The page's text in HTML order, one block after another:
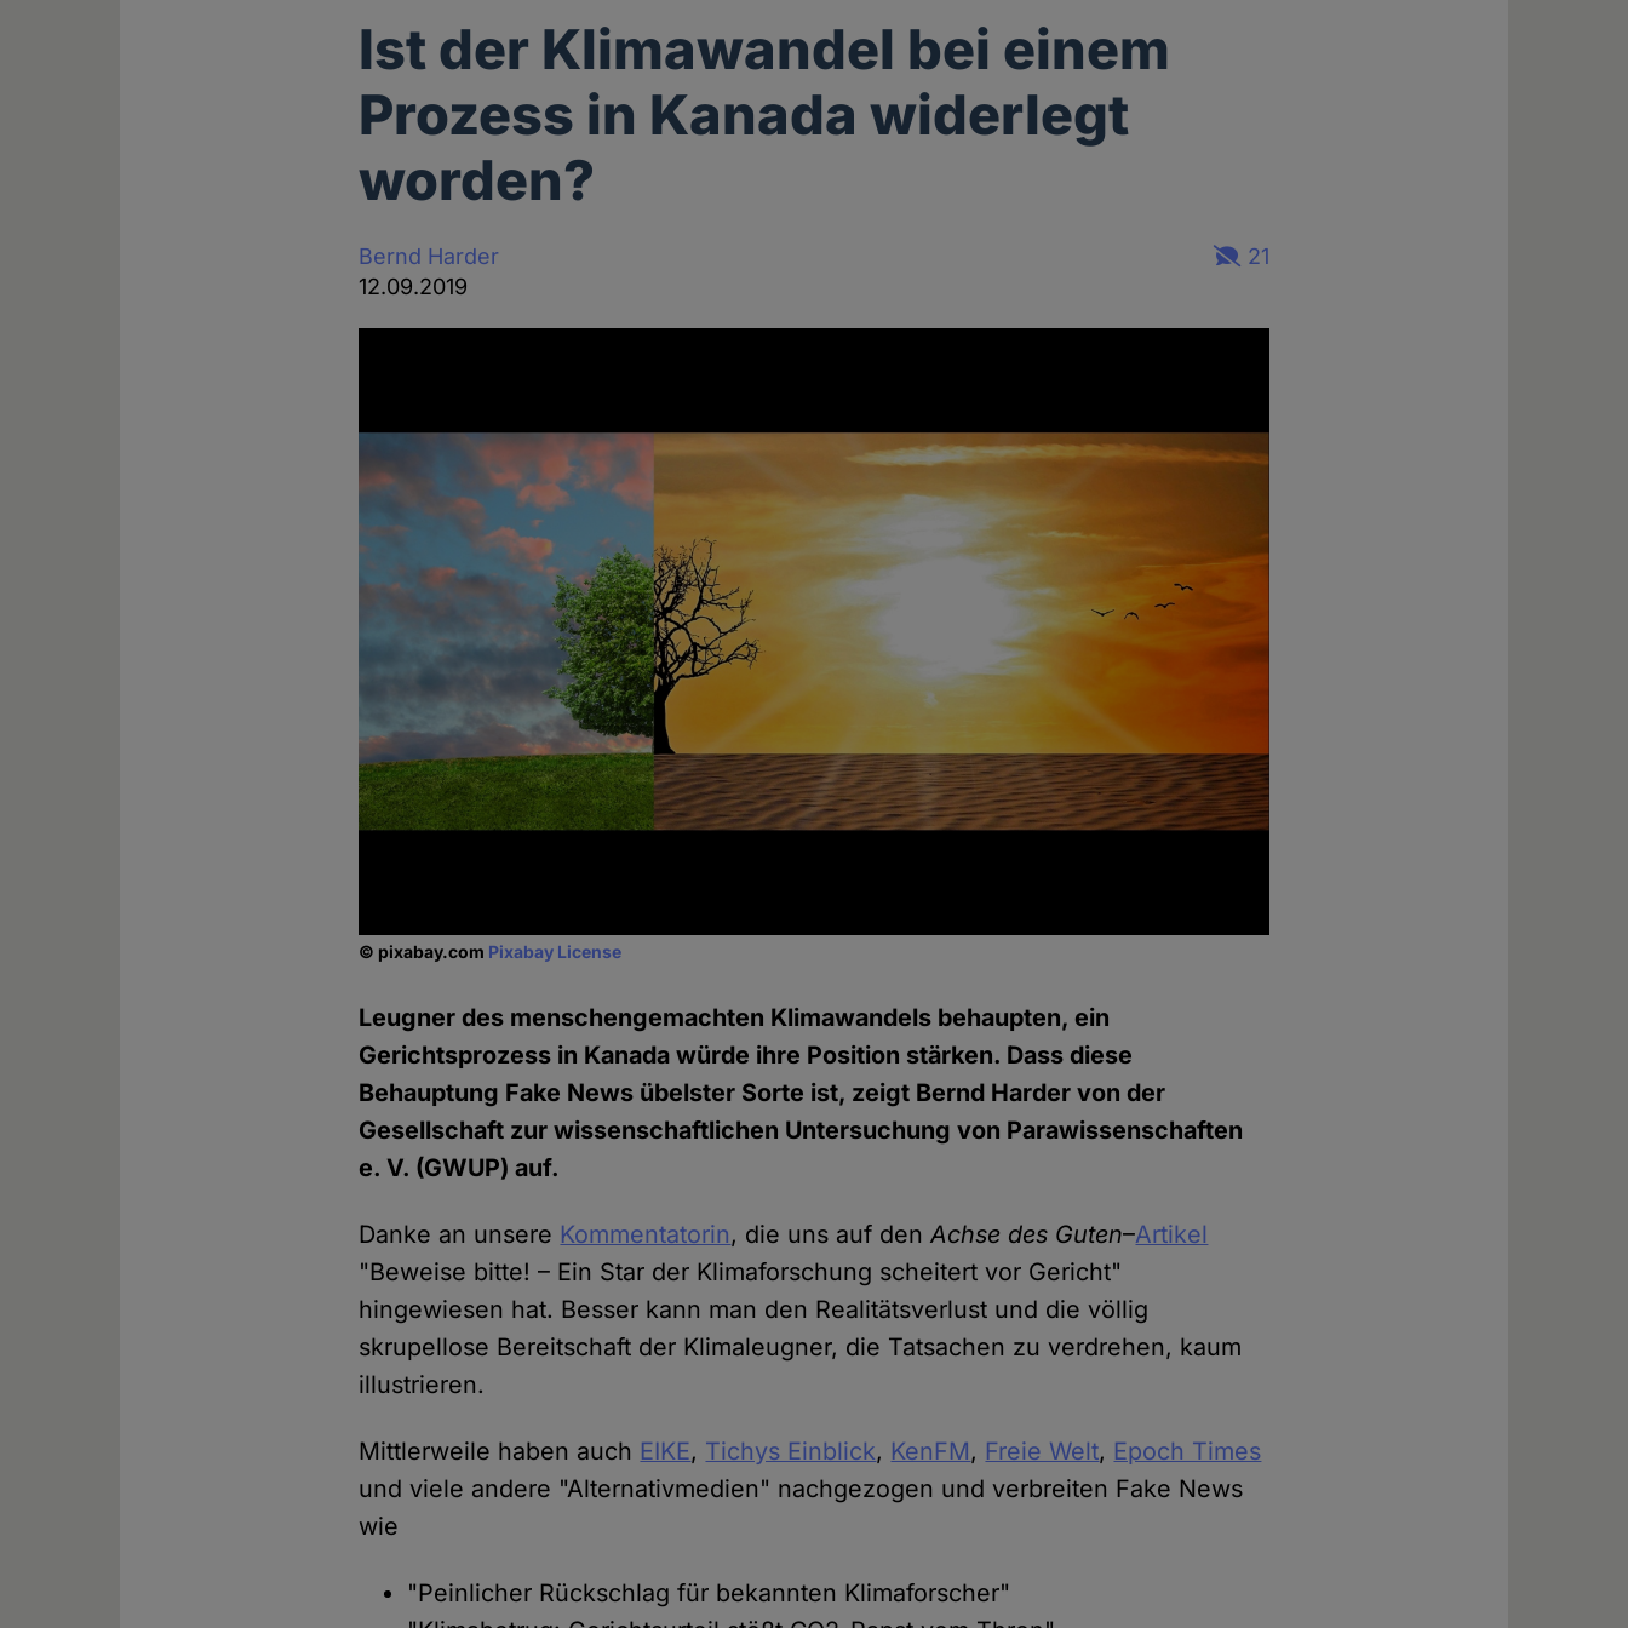
Ist der Klimawandel bei einem
Prozess in Kanada widerlegt
worden?
Bernd Harder
12.09.2019
21
© pixabay.com Pixabay License
Leugner des menschengemachten Klimawandels behaupten, ein
Gerichtsprozess in Kanada würde ihre Position stärken. Dass diese
Behauptung Fake News übelster Sorte ist, zeigt Bernd Harder von der
Gesellschaft zur wissenschaftlichen Untersuchung von Parawissenschaften
e. V. (GWUP) auf.
Danke an unsere Kommentatorin, die uns auf denAchse des Guten–Artikel
"Beweise bitte! – Ein Star der Klimaforschung scheitert vor Gericht"
hingewiesen hat. Besser kann man den Realitätsverlust und die völlig
skrupellose Bereitschaft der Klimaleugner, die Tatsachen zu verdrehen, kaum
illustrieren.
Mittlerweile haben auch EIKE, Tichys Einblick, KenFM, Freie Welt, Epoch Times
und viele andere "Alternativmedien" nachgezogen und verbreiten Fake News
wie
"Peinlicher Rückschlag für bekannten Klimaforscher"